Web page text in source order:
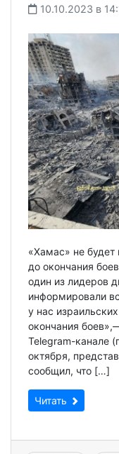
10.10.2023 в
«Хамас» не будет
до окончания
один из лидеров
информировали
у нас
окончания
Telegram-канале
октября,
сообщил, что […]
Читать